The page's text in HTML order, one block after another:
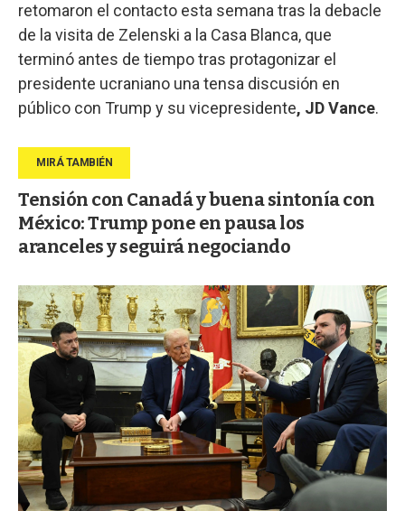
retomaron el contacto esta semana tras la debacle
de la visita de Zelenski a la Casa Blanca, que
terminó antes de tiempo tras protagonizar el
presidente ucraniano una tensa discusión en
público con Trump y su vicepresidente, JD Vance.
Tensión con Canadá y buena sintonía con
México: Trump pone en pausa los
aranceles y seguirá negociando